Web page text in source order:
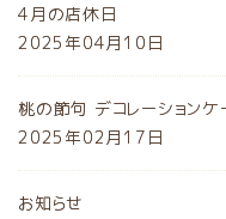
4月の店休日
2025年04月10日
桃の節句 デコレーションケ
2025年02月17日
お知らせ